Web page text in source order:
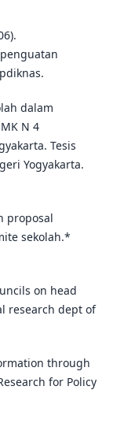
dalam
N 4
Tesis
Yogyakarta.
proposal
sekolah.*
on head
research dept of
through
for Policy